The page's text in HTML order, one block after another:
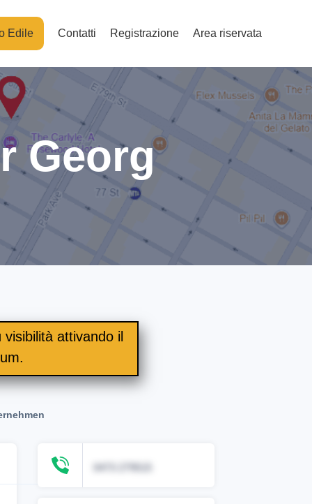
Edile Contatti Registrazione Area riservata
Georg
attivando il